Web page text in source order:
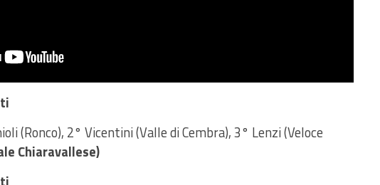
(Ronco), 2° Vicentini (Valle di Cembra), 3° Lenzi (Veloce
Chiaravallese)